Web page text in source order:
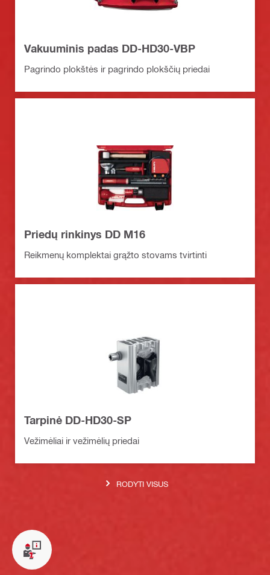
Vakuuminis padas DD-HD30-VBP
Pagrindo plokštės ir pagrindo plokščių priedai
Priedų rinkinys DD M16
Reikmenų komplektai grąžto stovams tvirtinti
Tarpinė DD-HD30-SP
Vežimėliai ir vežimėlių priedai
RODYTI VISUS